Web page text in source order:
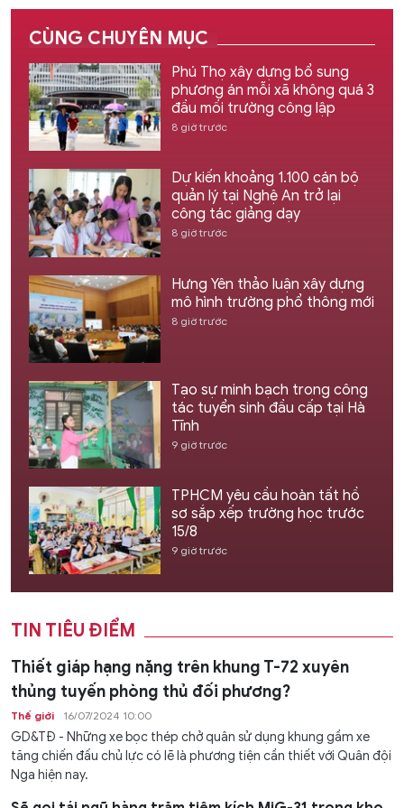
CÙNG CHUYÊN MỤC
Phú Thọ xây dựng bổ sung
phương án mỗi xã không quá 3
đầu mối trường công lập
8 giờ trước
Dự kiến khoảng 1.100 cán bộ
quản lý tại Nghệ An trở lại
công tác giảng dạy
8 giờ trước
Hưng Yên thảo luận xây dựng
mô hình trường phổ thông mới
8 giờ trước
Tạo sự minh bạch trong công
tác tuyển sinh đầu cấp tại Hà
Tĩnh
9 giờ trước
TPHCM yêu cầu hoàn tất hồ
sơ sắp xếp trường học trước
15/8
9 giờ trước
TIN TIÊU ĐIỂM
Thiết giáp hạng nặng trên khung T-72 xuyên
thủng tuyến phòng thủ đối phương?
Thế giới 16/07/2024 10:00
GD&TĐ - Những xe bọc thép chở quân sử dụng khung gầm xe
tăng chiến đấu chủ lực có lẽ là phương tiện cần thiết với Quân đội
Nga hiện nay.